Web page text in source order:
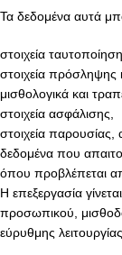
Τα δεδομένα αυτά
στοιχεία
στοιχεία πρόσληψης
μισθολογικά και
στοιχεία ασφάλισης,
στοιχεία παρουσίας,
δεδομένα που
όπου προβλέπεται
Η επεξεργασία
προσωπικού,
εύρυθμης